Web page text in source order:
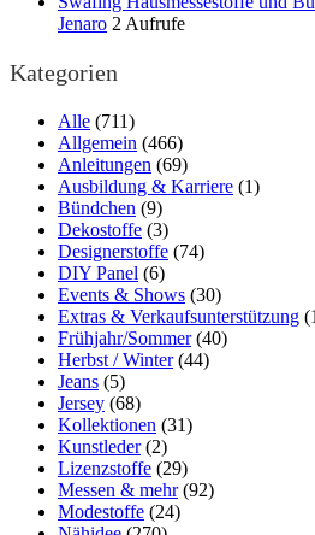
Jenaro 2 Aufrufe
Kategorien
Alle (711)
Allgemein (466)
Anleitungen (69)
Ausbildung & Karriere (1)
Bündchen (9)
Dekostoffe (3)
Designerstoffe (74)
DIY Panel (6)
Events & Shows (30)
Extras & Verkaufsunterstützung
Frühjahr/Sommer (40)
Herbst / Winter (44)
Jeans (5)
Jersey (68)
Kollektionen (31)
Kunstleder (2)
Lizenzstoffe (29)
Messen & mehr (92)
Modestoffe (24)